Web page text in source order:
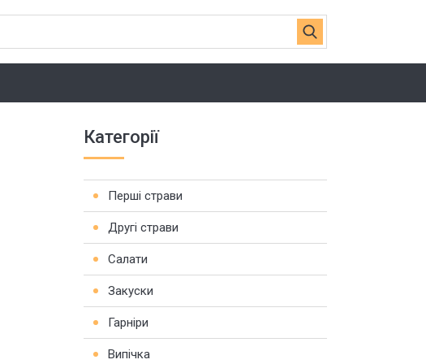
Категорії
Перші страви
Другі страви
Салати
Закуски
Гарніри
Випічка